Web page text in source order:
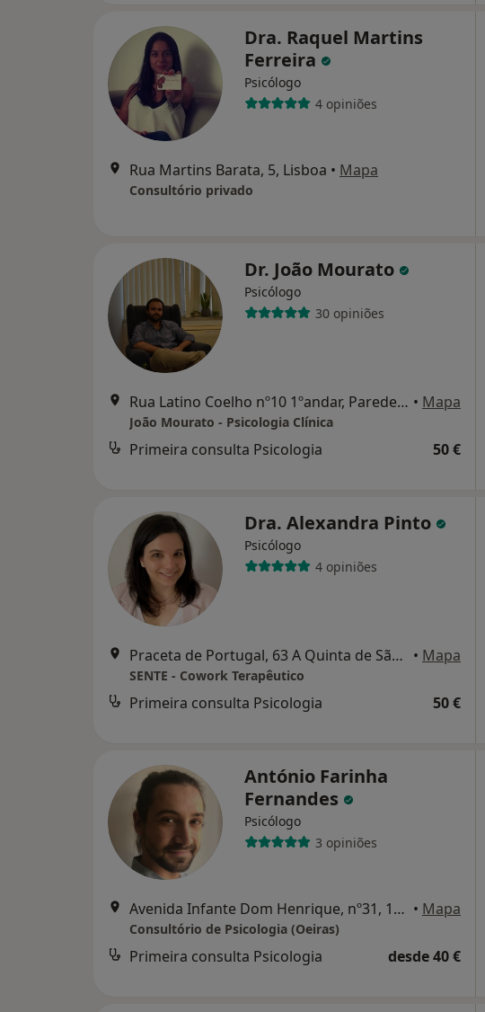
Dra. Raquel Martins
Ferreira
Psicólogo
4 opiniões
Rua Martins Barata, 5, Lisboa • Mapa
Consultório privado
Dr. João Mourato
Psicólogo
30 opiniões
Rua Latino Coelho nº10 1ºandar, Parede, Cascais, Lisboa • Mapa
João Mourato - Psicologia Clínica
Primeira consulta Psicologia 50 €
Dra. Alexandra Pinto
Psicólogo
4 opiniões
Praceta de Portugal, 63 A Quinta de São Gonçalo, Carcavelos • Mapa
SENTE - Cowork Terapêutico
Primeira consulta Psicologia 50 €
António Farinha
Fernandes
Psicólogo
3 opiniões
Avenida Infante Dom Henrique, nº31, 1ºDto, Oeiras • Mapa
Consultório de Psicologia (Oeiras)
Primeira consulta Psicologia desde 40 €